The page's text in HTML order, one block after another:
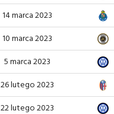
14 marca 2023
10 marca 2023
5 marca 2023
26 lutego 2023
22 lutego 2023